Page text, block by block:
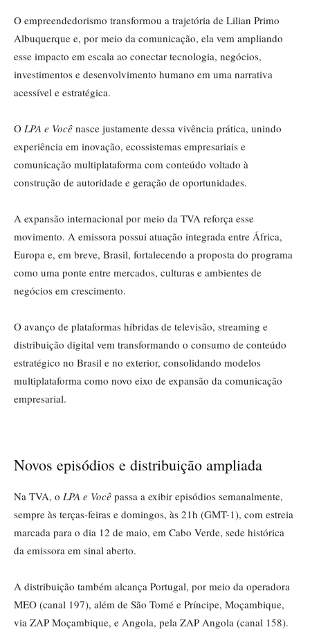
O empreendedorismo transformou a trajetória de Lilian Primo
Albuquerque e, por meio da comunicação, ela vem ampliando
esse impacto em escala ao conectar tecnologia, negócios,
investimentos e desenvolvimento humano em uma narrativa
acessível e estratégica.
O LPA e Você nasce justamente dessa vivência prática, unindo
experiência em inovação, ecossistemas empresariais e
comunicação multiplataforma com conteúdo voltado à
construção de autoridade e geração de oportunidades.
A expansão internacional por meio da TVA reforça esse
movimento. A emissora possui atuação integrada entre África,
Europa e, em breve, Brasil, fortalecendo a proposta do programa
como uma ponte entre mercados, culturas e ambientes de
negócios em crescimento.
O avanço de plataformas híbridas de televisão, streaming e
distribuição digital vem transformando o consumo de conteúdo
estratégico no Brasil e no exterior, consolidando modelos
multiplataforma como novo eixo de expansão da comunicação
empresarial.
Novos episódios e distribuição ampliada
Na TVA, o LPA e Você passa a exibir episódios semanalmente,
sempre às terças-feiras e domingos, às 21h (GMT-1), com estreia
marcada para o dia 12 de maio, em Cabo Verde, sede histórica
da emissora em sinal aberto.
A distribuição também alcança Portugal, por meio da operadora
MEO (canal 197), além de São Tomé e Príncipe, Moçambique,
via ZAP Moçambique, e Angola, pela ZAP Angola (canal 158).